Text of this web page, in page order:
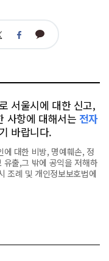
페 카
서울시에 대한 신고,
사항에 대해서는 전자
바랍니다.
대한 비방, 명예훼손, 정
출,그 밖에 공익을 저해하
조례 및 개인정보보호법에